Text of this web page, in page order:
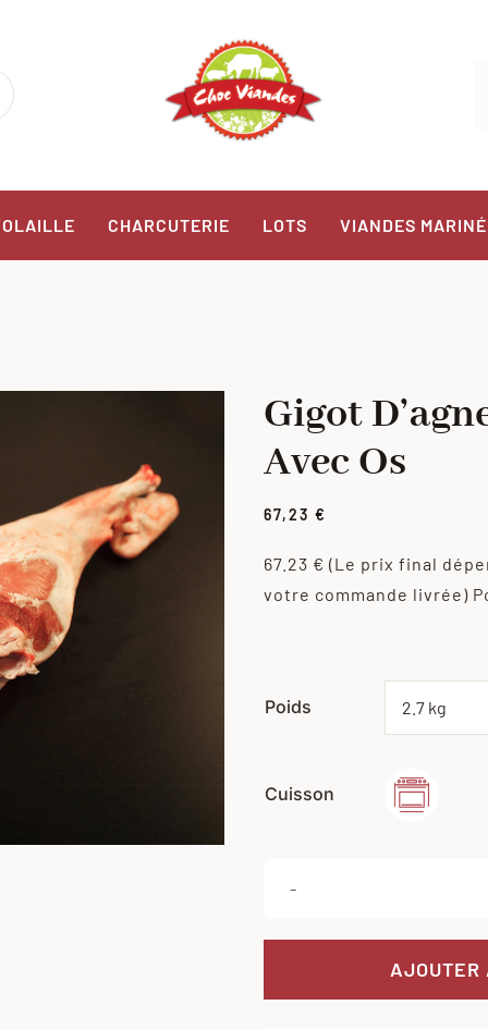
CHARCUTERIE LOTS VIANDES
Gigot
Avec Os
67,23 €
67.23 € (Le prix final
votre commande livrée)
Poids
Cuisson
AJOUTER